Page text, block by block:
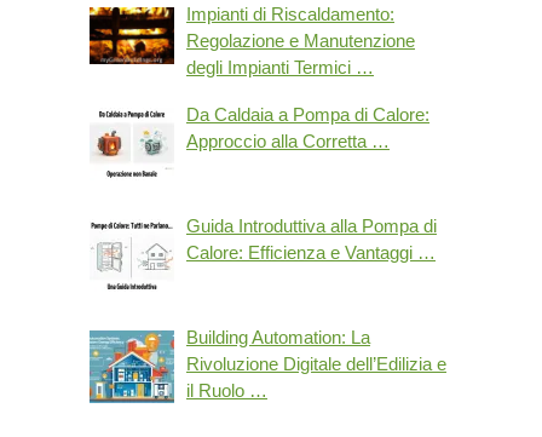
Impianti di Riscaldamento:
Regolazione e Manutenzione
degli Impianti Termici …
Da Caldaia a Pompa di Calore:
Approccio alla Corretta …
Guida Introduttiva alla Pompa di
Calore: Efficienza e Vantaggi …
Building Automation: La
Rivoluzione Digitale dell’Edilizia e
il Ruolo …